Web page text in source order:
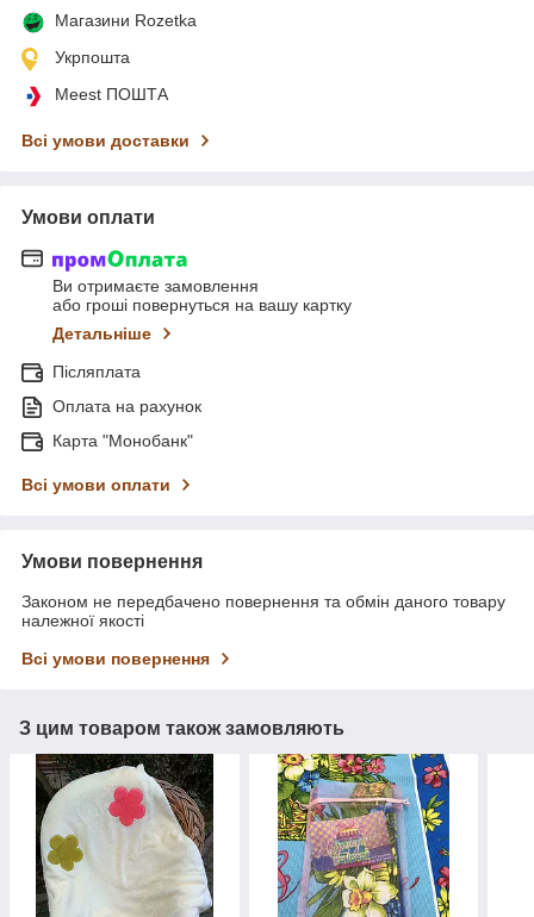
Магазини Rozetka
Укрпошта
Meest ПОШТА
Всі умови доставки
Умови оплати
Ви отримаєте замовлення
або гроші повернуться на вашу картку
Детальніше
Післяплата
Оплата на рахунок
Карта "Монобанк"
Всі умови оплати
Умови повернення
Законом не передбачено повернення та обмін даного товару
належної якості
Всі умови повернення
З цим товаром також замовляють